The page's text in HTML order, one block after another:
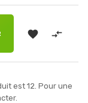
 
est 12. Pour une